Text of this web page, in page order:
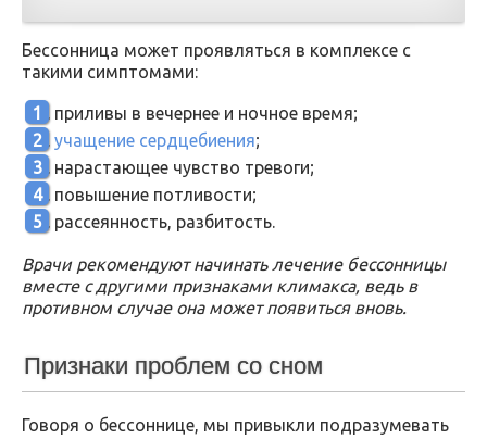
Бессонница может проявляться в комплексе с
такими симптомами:
приливы в вечернее и ночное время;
учащение сердцебиения;
нарастающее чувство тревоги;
повышение потливости;
рассеянность, разбитость.
Врачи рекомендуют начинать лечение бессонницы
вместе с другими признаками климакса, ведь в
противном случае она может появиться вновь.
Признаки проблем со сном
Говоря о бессоннице, мы привыкли подразумевать